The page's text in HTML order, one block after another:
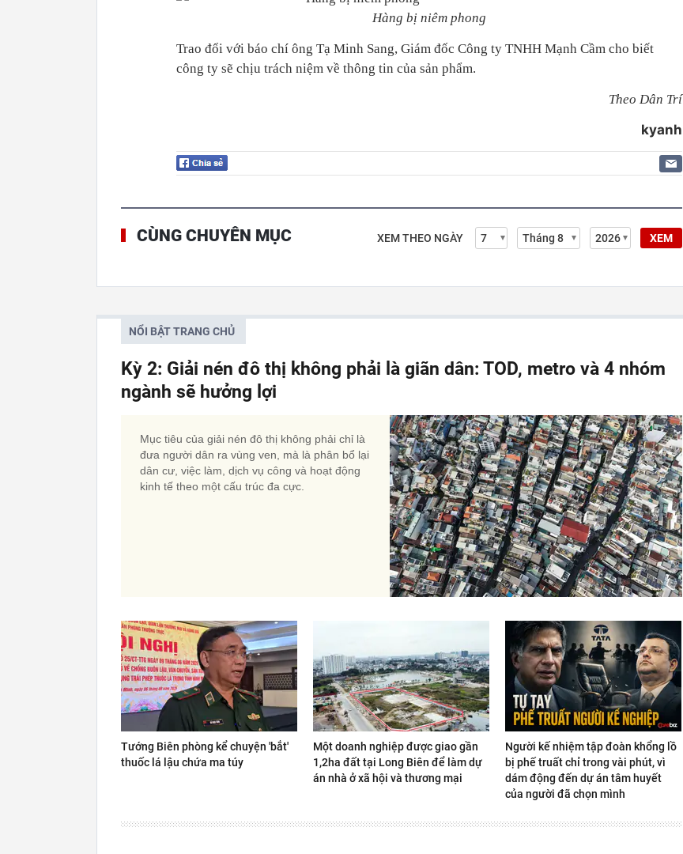
Hàng bị niêm phong
Trao đổi với báo chí ông Tạ Minh Sang, Giám đốc Công ty TNHH Mạnh Cầm cho biết
công ty sẽ chịu trách niệm về thông tin của sản phẩm.
Theo Dân Trí
kyanh
CÙNG CHUYÊN MỤC XEM THEO NGÀY XEM
NỔI BẬT TRANG CHỦ
Kỳ 2: Giải nén đô thị không phải là giãn dân: TOD, metro và 4 nhóm
ngành sẽ hưởng lợi
Mục tiêu của giải nén đô thị không phải chỉ là
đưa người dân ra vùng ven, mà là phân bổ lại
dân cư, việc làm, dịch vụ công và hoạt động
kinh tế theo một cấu trúc đa cực.
Tướng Biên phòng kể chuyện 'bắt'
thuốc lá lậu chứa ma túy
Một doanh nghiệp được giao gần
1,2ha đất tại Long Biên để làm dự
án nhà ở xã hội và thương mại
Người kế nhiệm tập đoàn khổng lồ
bị phế truất chỉ trong vài phút, vì
dám động đến dự án tâm huyết
của người đã chọn mình